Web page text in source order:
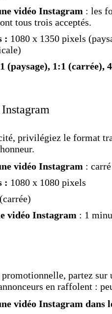
vidéo Instagram : les
tous trois acceptés.
: 1080 x 1350 pixels
(paysage), 1:1 (carrée),
privilégiez le format
vidéo Instagram : carré
: 1080 x 1080 pixels
vidéo Instagram : 1
partez
en raffolent :
vidéo Instagram dans